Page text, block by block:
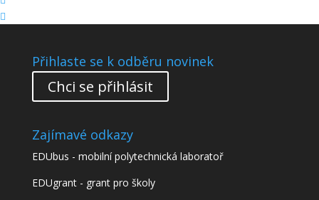

Přihlaste se k odběru novinek
Chci se přihlásit
Zajímavé odkazy
EDUbus - mobilní polytechnická laboratoř
EDUgrant - grant pro školy